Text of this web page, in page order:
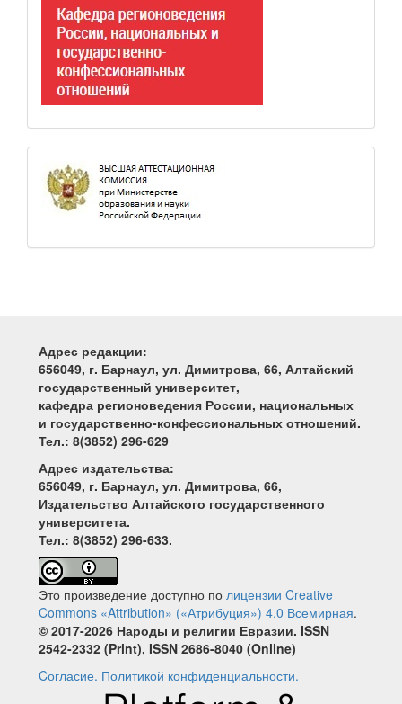
Адрес редакции:
656049, г. Барнаул, ул. Димитрова, 66, Алтайский
государственный университет,
кафедра регионоведения России, национальных
и государственно-конфессиональных отношений.
Тел.: 8(3852) 296-629
Адрес издательства:
656049, г. Барнаул, ул. Димитрова, 66,
Издательство Алтайского государственного
университета.
Тел.: 8(3852) 296-633.
Это произведение доступно по лицензии Creative
Commons «Attribution» («Атрибуция») 4.0 Всемирная.
© 2017-2026 Народы и религии Евразии. ISSN
2542-2332 (Print), ISSN 2686-8040 (Online)
Cогласие. Политикой конфиденциальности.